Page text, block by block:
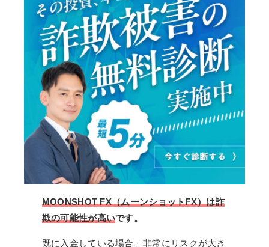
MOONSHOT FX（ムーンショットFX）は詐
欺の可能性が高いです。
既に入金している場合、非常にリスクが大き